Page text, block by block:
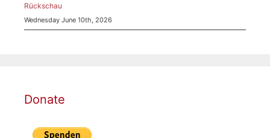
Rückschau
Wednesday June 10th, 2026
Donate